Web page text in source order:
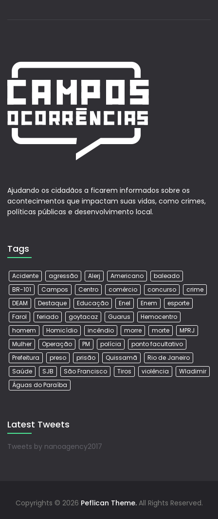
Ajudando os cidadãos a ficarem informados sobre os
acontecimentos que impactam suas vidas, como crimes,
políticas públicas e desenvolvimento local.
Tags
Acidente agressão Alerj Americano
baleado
BR-101
Campos Centro comércio concurso
crime
DEAM
Destaque Educação Enel Enem
esporte
Farol
feriado goytacaz Guarus
Hemocentro
homem
Homicídio incêndio morre morte
MPRJ
Mulher
Operação PM polícia
ponto facultativo
Prefeitura
preso prisão Quissamã
Rio de Janeiro
Saúde
SJB São Francisco Tiros violência
Wladimir
Águas do Paraíba
Latest Tweets
Tweets by nanoagency2017
Copyrights © 2026 Peflican Theme. All Rights Reserved.